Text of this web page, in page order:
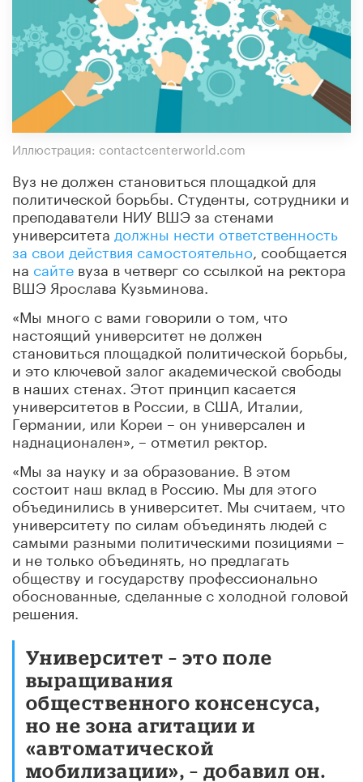
Иллюстрация: contactcenterworld.com
Вуз не должен становиться площадкой для
политической борьбы. Студенты, сотрудники и
преподаватели НИУ ВШЭ за стенами
университета должны нести ответственность
за свои действия самостоятельно , сообщается
на сайтевуза в четверг со ссылкой на ректора
ВШЭ Ярослава Кузьминова.
«Мы много с вами говорили о том, что
настоящий университет не должен
становиться площадкой политической борьбы,
и это ключевой залог академической свободы
в наших стенах. Этот принцип касается
университетов в России, в США, Италии,
Германии, или Кореи – он универсален и
наднационален», – отметил ректор.
«Мы за науку и за образование. В этом
состоит наш вклад в Россию. Мы для этого
объединились в университет. Мы считаем, что
университету по силам объединять людей с
самыми разными политическими позициями –
и не только объединять, но предлагать
обществу и государству профессионально
обоснованные, сделанные с холодной головой
решения.
Университет – это поле
выращивания
общественного консенсуса,
но не зона агитации и
«автоматической
мобилизации», – добавил он.